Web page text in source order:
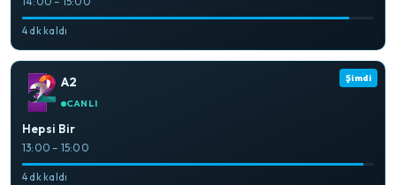
4 dk kaldı
Şimdi
A2
CANLI
Hepsi Bir
13:00 – 15:00
4 dk kaldı